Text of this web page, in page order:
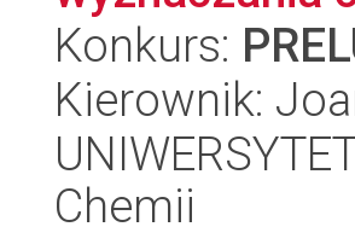
Konkurs:
Kierownik:
Chemii